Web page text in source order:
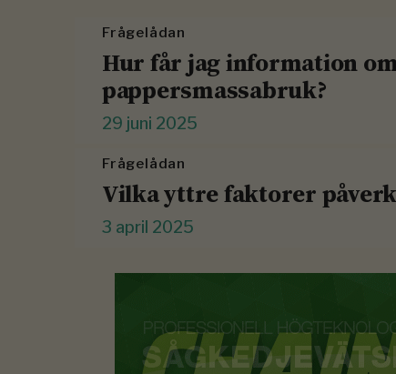
Frågelådan
Hur får jag information
pappersmassabruk?
29 juni 2025
Frågelådan
Vilka yttre faktorer
3 april 2025